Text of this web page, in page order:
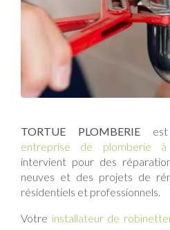
TORTUE PLOMBERIEest
entreprise de plomberie à
intervient pour des
neuves et des projets de
résidentiels et professionnels.
Votre installateur de